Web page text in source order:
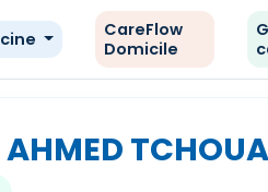
CareFlow
Domicile